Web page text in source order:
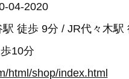
04-2020
徒歩 9分 / JR代々木駅
10分
html/shop/index.html